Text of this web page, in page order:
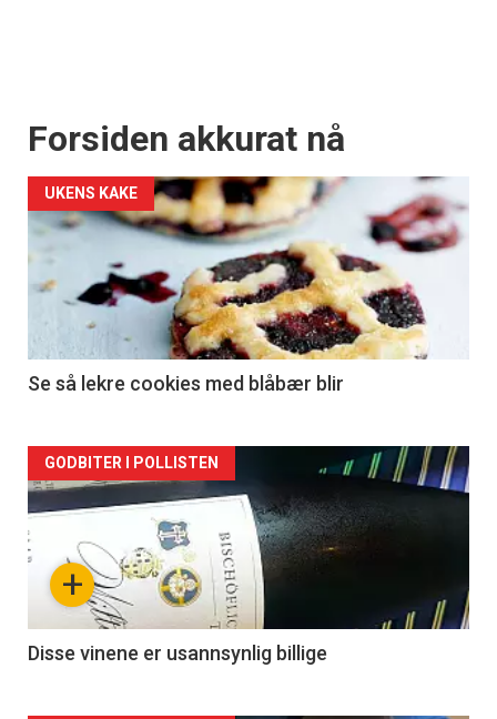
Forsiden akkurat nå
UKENS KAKE
Se så lekre cookies med blåbær blir
Forsiden
akkurat
nå
2
+
GODBITER I POLLISTEN
Disse vinene er usannsynlig billige